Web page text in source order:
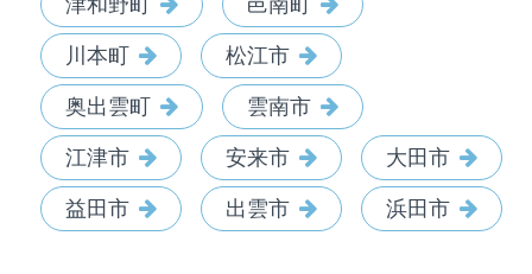
川本町 松江市
奥出雲町 雲南市
江津市 安来市 大田市
益田市 出雲市 浜田市